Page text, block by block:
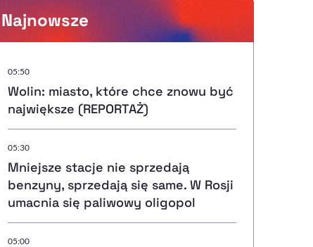
Resetuj opcje
Sprawdź, jak i dlaczego zwiększamy dostępność
Najnowsze
05:50
Wolin: miasto, które chce znowu być
największe (REPORTAŻ)
05:30
Mniejsze stacje nie sprzedają
benzyny, sprzedają się same. W Rosji
umacnia się paliwowy oligopol
05:00